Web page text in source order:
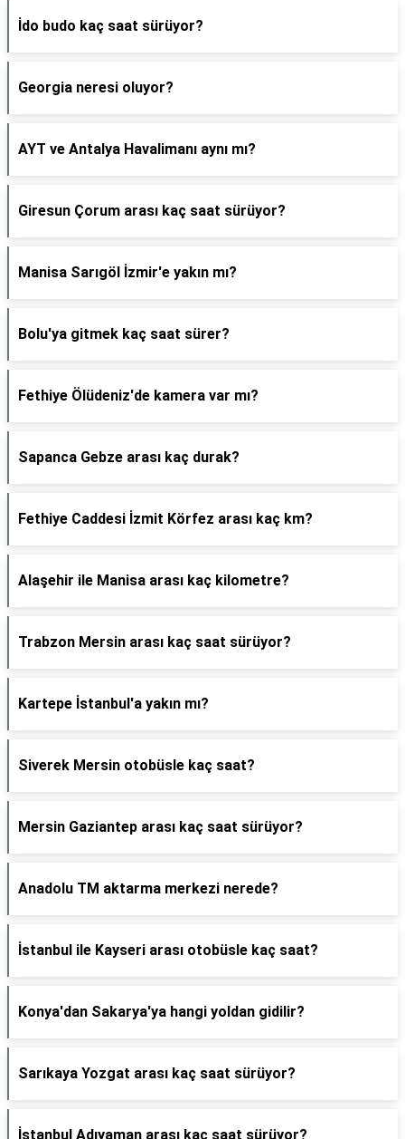
İdo budo kaç saat sürüyor?
Georgia neresi oluyor?
AYT ve Antalya Havalimanı aynı mı?
Giresun Çorum arası kaç saat sürüyor?
Manisa Sarıgöl İzmir'e yakın mı?
Bolu'ya gitmek kaç saat sürer?
Fethiye Ölüdeniz'de kamera var mı?
Sapanca Gebze arası kaç durak?
Fethiye Caddesi İzmit Körfez arası kaç km?
Alaşehir ile Manisa arası kaç kilometre?
Trabzon Mersin arası kaç saat sürüyor?
Kartepe İstanbul'a yakın mı?
Siverek Mersin otobüsle kaç saat?
Mersin Gaziantep arası kaç saat sürüyor?
Anadolu TM aktarma merkezi nerede?
İstanbul ile Kayseri arası otobüsle kaç saat?
Konya'dan Sakarya'ya hangi yoldan gidilir?
Sarıkaya Yozgat arası kaç saat sürüyor?
İstanbul Adıyaman arası kaç saat sürüyor?